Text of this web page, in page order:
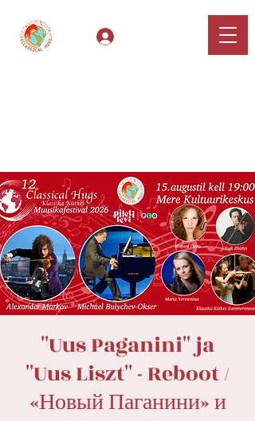
''Uus Paganini'' ja
''Uus Liszt'' - Reboot /
«Новый Паганини» и